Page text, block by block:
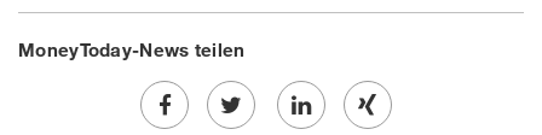
MoneyToday-News teilen